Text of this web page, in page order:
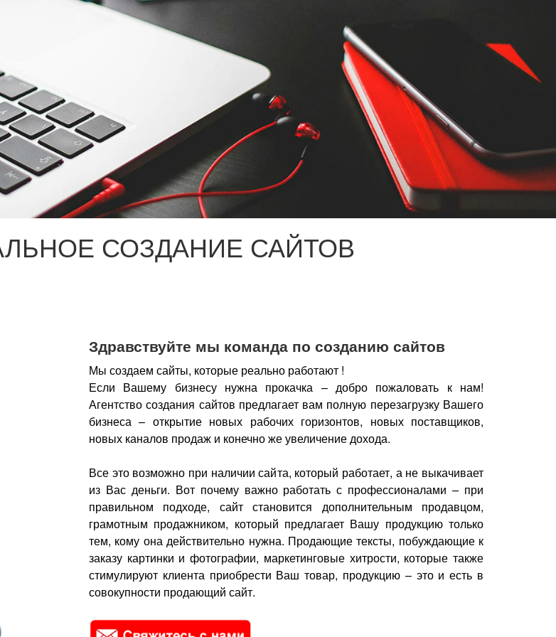
СОЗДАНИЕ САЙТОВ
Здравствуйте мы команда по созданию сайтов
Мы создаем сайты, которые реально работают !
Если Вашему бизнесу нужна прокачка – добро пожаловать к нам!
Агентство создания сайтов предлагает вам полную перезагрузку Вашего
бизнеса – открытие новых рабочих горизонтов, новых поставщиков,
новых каналов продаж и конечно же увеличение дохода.
Все это возможно при наличии сайта, который работает, а не выкачивает
из Вас деньги. Вот почему важно работать с профессионалами – при
правильном подходе, сайт становится дополнительным продавцом,
грамотным продажником, который предлагает Вашу продукцию только
тем, кому она действительно нужна. Продающие тексты, побуждающие к
заказу картинки и фотографии, маркетинговые хитрости, которые также
стимулируют клиента приобрести Ваш товар, продукцию – это и есть в
совокупности продающий сайт.